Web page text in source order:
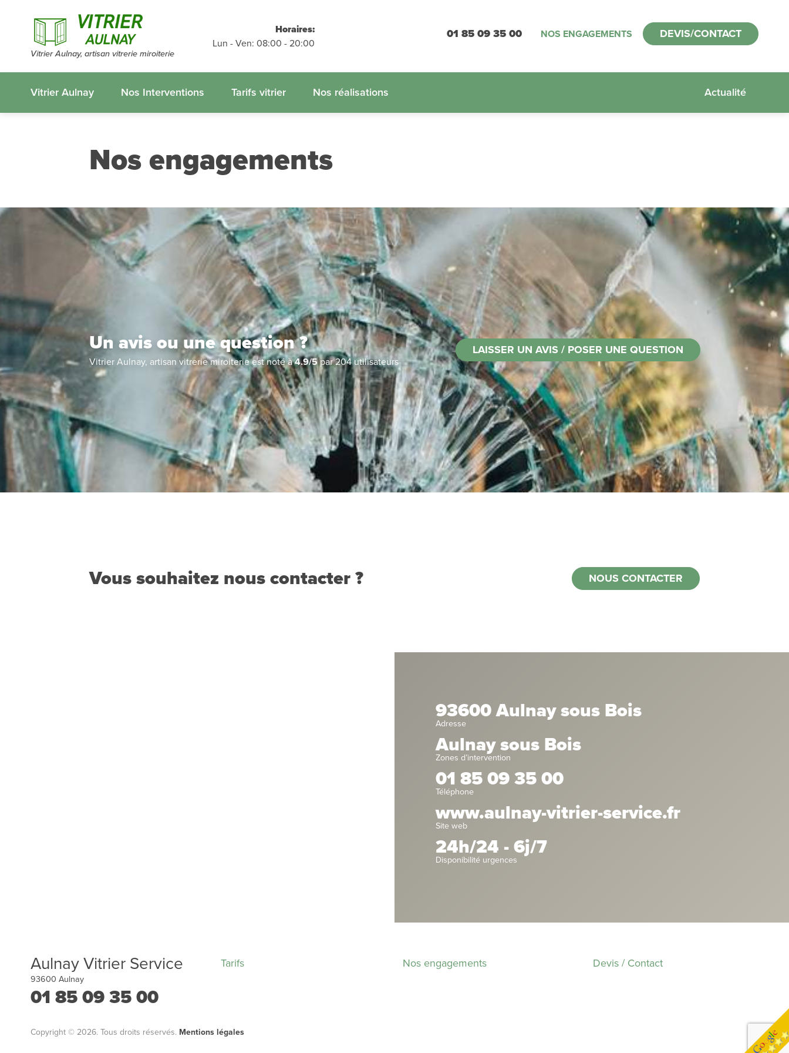
Vitrier Aulnay, artisan vitrerie miroiterie
Horaires:
Lun - Ven: 08:00 - 20:00
01 85 09 35 00 NOS ENGAGEMENTS DEVIS/CONTACT
Vitrier Aulnay Actualité
Nos Interventions Tarifs vitrier Nos réalisations
Devis et déplacements
gratuits
sans engagement
appelez-nous :01.85.09.35.00
Nos engagements
Un avis ou une question ?
Vitrier Aulnay, artisan vitrerie miroiterieest noté à4.9/5 par204utilisateurs
LAISSER UN AVIS / POSER UNE QUESTION
Vous souhaitez nous contacter ? NOUS CONTACTER
93600 Aulnay sous Bois
Adresse
Aulnay sous Bois
Zones d’intervention
01 85 09 35 00
Téléphone
www.aulnay-vitrier-service.fr
Site web
24h/24 - 6j/7
Disponibilité urgences
Aulnay Vitrier Service
93600 Aulnay
01 85 09 35 00
Tarifs Nos engagements Devis / Contact
Copyright © 2026. Tous droits réservés. Mentions légales